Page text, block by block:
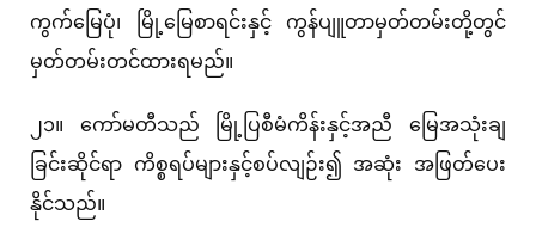
ကွက်မြေပုံ၊ မြို့မြေစာရင်းနှင့် ကွန်ပျူတာမှတ်တမ်းတို့တွင်
မှတ်တမ်းတင်ထားရမည်။
၂၁။ ကော်မတီသည် မြို့ပြစီမံကိန်းနှင့်အညီ မြေအသုံးချ
ခြင်းဆိုင်ရာ ကိစ္စရပ်များနှင့်စပ်လျဉ်း၍ အဆုံး အဖြတ်ပေး
နိုင်သည်။